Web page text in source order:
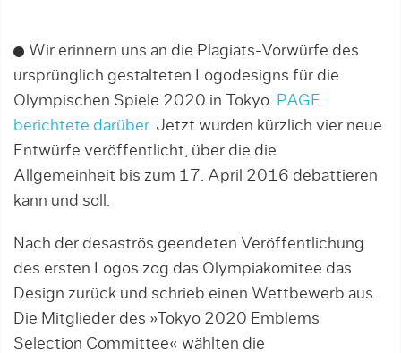
Wir erinnern uns an die Plagiats-Vorwürfe des
ursprünglich gestalteten Logodesigns für die
Olympischen Spiele 2020 in Tokyo. PAGE
berichtete darüber. Jetzt wurden kürzlich vier neue
Entwürfe veröffentlicht, über die die
Allgemeinheit bis zum 17. April 2016 debattieren
kann und soll.
Nach der desaströs geendeten Veröffentlichung
des ersten Logos zog das Olympiakomitee das
Design zurück und schrieb einen Wettbewerb aus.
Die Mitglieder des »Tokyo 2020 Emblems
Selection Committee« wählten die